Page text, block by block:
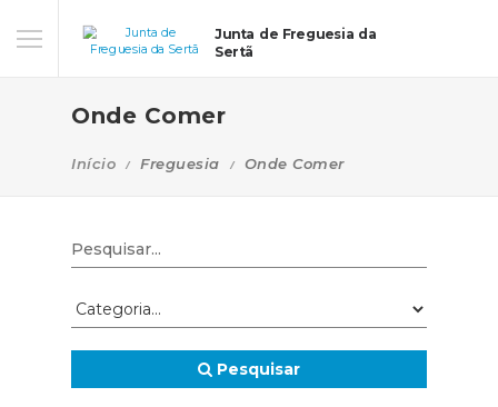
Junta de Freguesia da
Sertã
Onde Comer
Início Freguesia Onde Comer
Pesquisar